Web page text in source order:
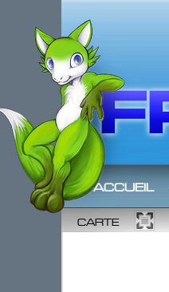
accueil
carte